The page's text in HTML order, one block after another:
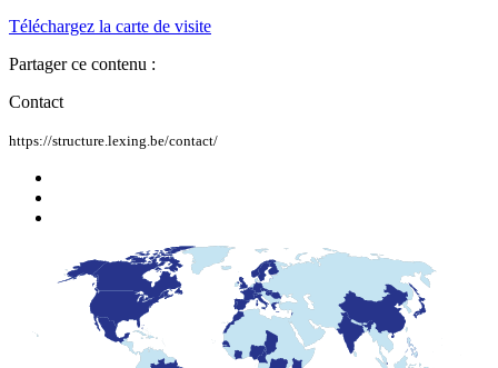
Téléchargez la carte de visite
Partager ce contenu :
Contact
https://structure.lexing.be/contact/